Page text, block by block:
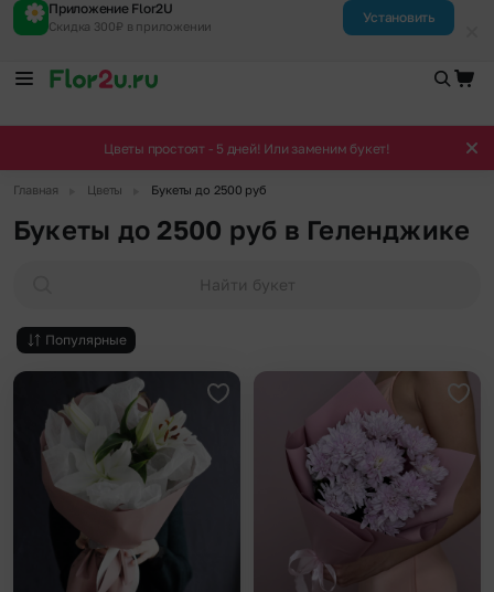
Приложение Flor2U
Скидка 300₽ в приложении
Установить
Цветы простоят - 5 дней! Или заменим букет!
Главная Цветы Букеты до 2500 руб
Букеты до 2500 руб в Геленджике
Найти букет
Популярные
Добавить в избранное